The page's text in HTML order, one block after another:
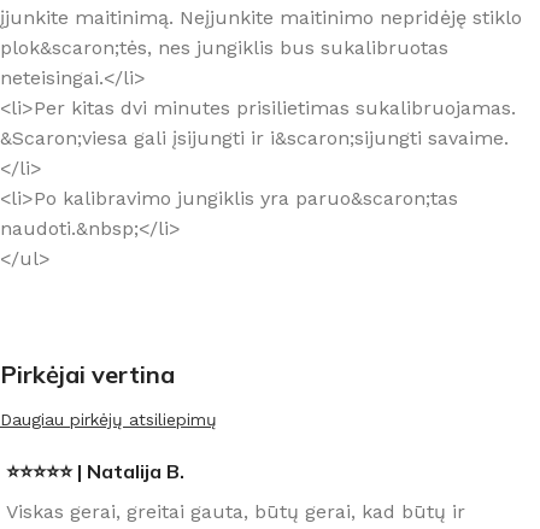
įjunkite maitinimą. Neįjunkite maitinimo nepridėję stiklo
plok&scaron;tės, nes jungiklis bus sukalibruotas
neteisingai.</li>
<li>Per kitas dvi minutes prisilietimas sukalibruojamas.
&Scaron;viesa gali įsijungti ir i&scaron;sijungti savaime.
</li>
<li>Po kalibravimo jungiklis yra paruo&scaron;tas
naudoti.&nbsp;</li>
</ul>
Pirkėjai vertina
Daugiau pirkėjų atsiliepimų
⭐⭐⭐⭐⭐ | Natalija B.
Viskas gerai, greitai gauta, būtų gerai, kad būtų ir